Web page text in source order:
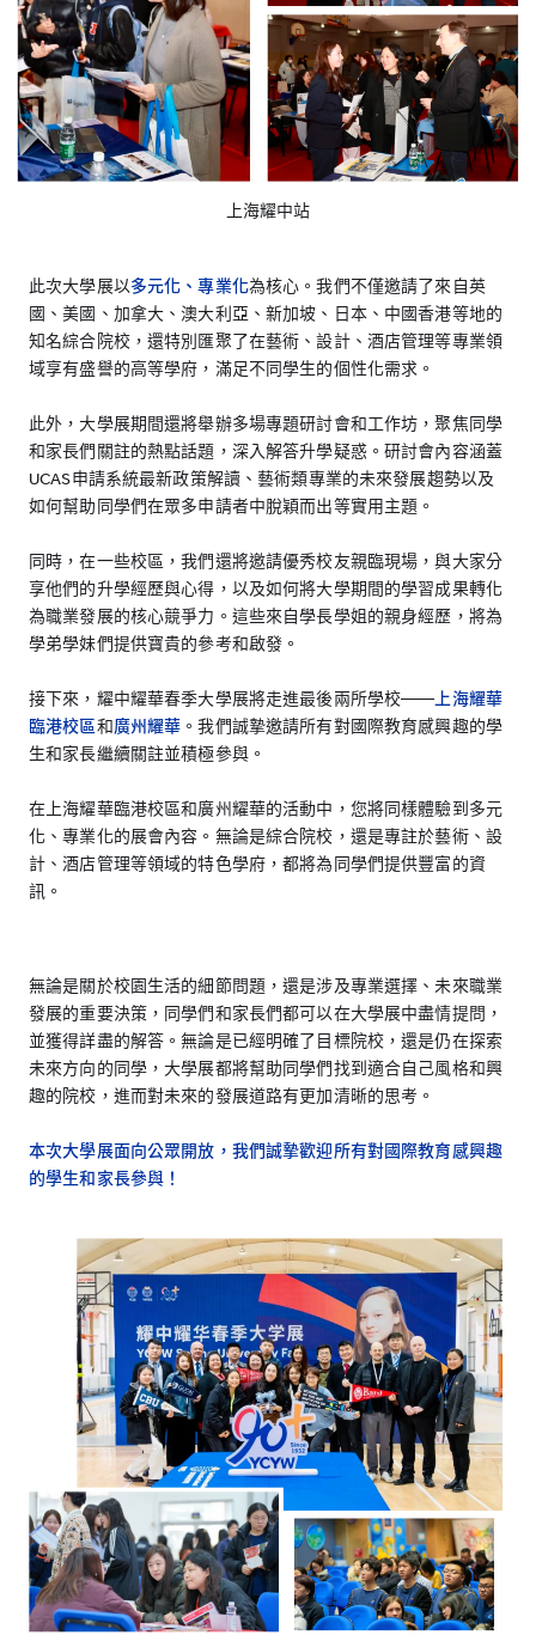
上海耀中站
此次大學展以多元化、專業化為核心。我們不僅邀請了來自英
國、美國、加拿大、澳大利亞、新加坡、日本、中國香港等地的
知名綜合院校，還特別匯聚了在藝術、設計、酒店管理等專業領
域享有盛譽的高等學府，滿足不同學生的個性化需求。
此外，大學展期間還將舉辦多場專題研討會和工作坊，聚焦同學
和家長們關註的熱點話題，深入解答升學疑惑。研討會內容涵蓋
UCAS申請系統最新政策解讀、藝術類專業的未來發展趨勢以及
如何幫助同學們在眾多申請者中脫穎而出等實用主題。
同時，在一些校區，我們還將邀請優秀校友親臨現場，與大家分
享他們的升學經歷與心得，以及如何將大學期間的學習成果轉化
為職業發展的核心競爭力。這些來自學長學姐的親身經歷，將為
學弟學妹們提供寶貴的參考和啟發。
接下來，耀中耀華春季大學展將走進最後兩所學校——上海耀華
臨港校區和廣州耀華 。我們誠摯邀請所有對國際教育感興趣的學
生和家長繼續關註並積極參與。
在上海耀華臨港校區和廣州耀華的活動中，您將同樣體驗到多元
化、專業化的展會內容。無論是綜合院校，還是專註於藝術、設
計、酒店管理等領域的特色學府，都將為同學們提供豐富的資
訊。
無論是關於校園生活的細節問題，還是涉及專業選擇、未來職業
發展的重要決策，同學們和家長們都可以在大學展中盡情提問，
並獲得詳盡的解答。無論是已經明確了目標院校，還是仍在探索
未來方向的同學，大學展都將幫助同學們找到適合自己風格和興
趣的院校，進而對未來的發展道路有更加清晰的思考。
本次大學展面向公眾開放，我們誠摯歡迎所有對國際教育感興趣
的學生和家長參與！